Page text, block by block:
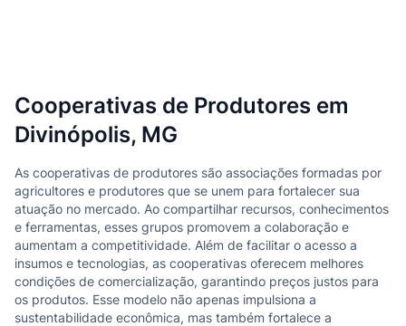
Cooperativas de Produtores em
Divinópolis, MG
As cooperativas de produtores são associações formadas por
agricultores e produtores que se unem para fortalecer sua
atuação no mercado. Ao compartilhar recursos, conhecimentos
e ferramentas, esses grupos promovem a colaboração e
aumentam a competitividade. Além de facilitar o acesso a
insumos e tecnologias, as cooperativas oferecem melhores
condições de comercialização, garantindo preços justos para
os produtos. Esse modelo não apenas impulsiona a
sustentabilidade econômica, mas também fortalece a